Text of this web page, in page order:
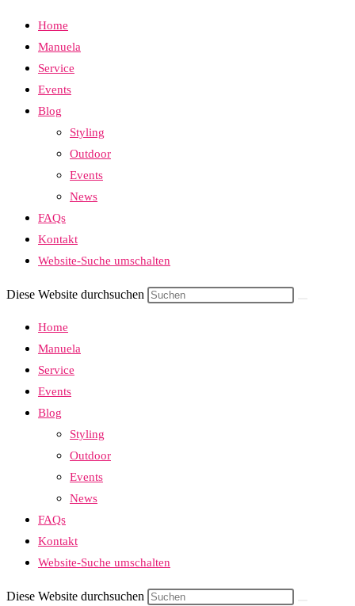
Home
Manuela
Service
Events
Blog
Styling
Outdoor
Events
News
FAQs
Kontakt
Website-Suche umschalten
Diese Website durchsuchen
Home
Manuela
Service
Events
Blog
Styling
Outdoor
Events
News
FAQs
Kontakt
Website-Suche umschalten
Diese Website durchsuchen